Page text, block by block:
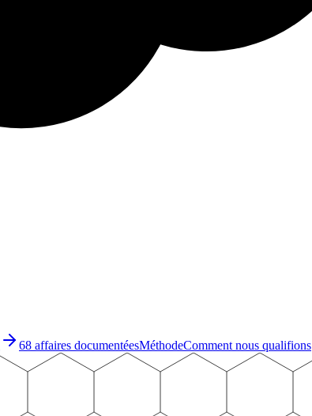
68 affaires documentéesMéthodeComment nous qualifions